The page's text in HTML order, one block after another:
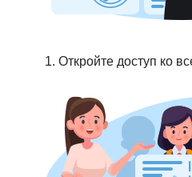
1. Откройте доступ ко